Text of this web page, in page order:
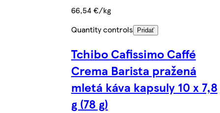
66,54 €/kg
Quantity controls
Pridať
Tchibo Cafissimo Caffé
Crema Barista pražená
mletá káva kapsuly 10 x 7,8
g (78 g)